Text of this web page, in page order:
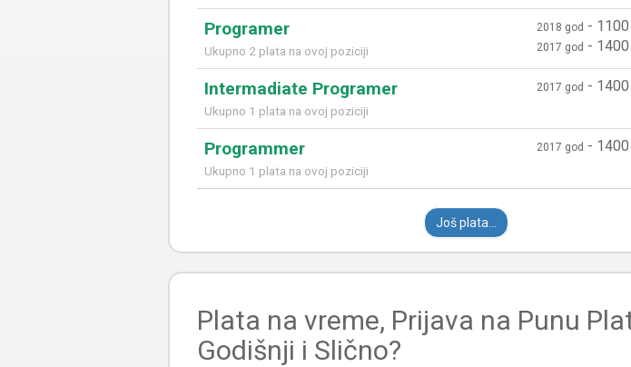
Programer
Ukupno 2 plata na ovoj poziciji
2018 god - 1100
2017 god - 1400
Intermadiate Programer
Ukupno 1 plata na ovoj poziciji
2017 god - 1400
Programmer
Ukupno 1 plata na ovoj poziciji
2017 god - 1400
Još plata...
Plata na vreme, Prijava na Punu
Godišnji i Slično?